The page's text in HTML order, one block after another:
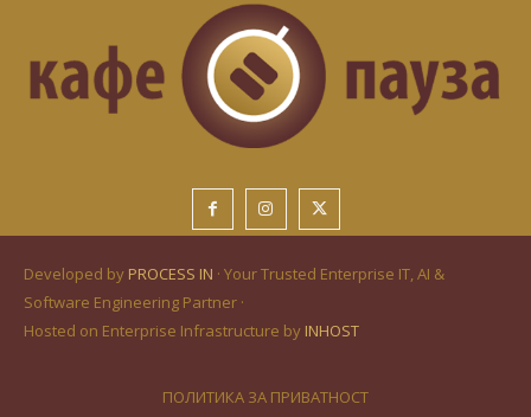
Developed by PROCESS IN · Your Trusted Enterprise IT, AI &
Software Engineering Partner ·
Hosted on Enterprise Infrastructure by INHOST
ПОЛИТИКА ЗА ПРИВАТНОСТ